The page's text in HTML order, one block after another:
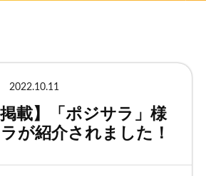
2022.10.11
載】「ポジサラ」様
が紹介されました！
特定商取引法に基づく表記